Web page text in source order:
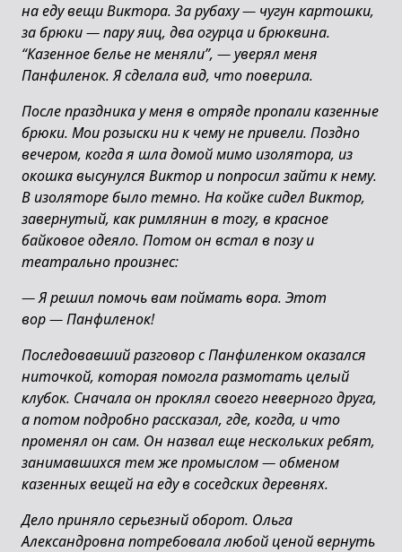
на еду вещи Виктора. За рубаху— чугун картошки,
за брюки—пару яиц, два огурца и брюквина.
“Казенное белье не меняли”, —уверял меня
Панфиленок. Я сделала вид, что поверила.
После праздника у меня в отряде пропали казенные
брюки. Мои розыски ни к чему не привели. Поздно
вечером, когда я шла домой мимо изолятора, из
окошка высунулся Виктор и попросил зайти к нему.
В изоляторе было темно. На койке сидел Виктор,
завернутый, как римлянин в тогу, в красное
байковое одеяло. Потом он встал в позу и
театрально произнес:
—Я решил помочь вам поймать вора. Этот
вор—Панфиленок!
Последовавший разговор с Панфиленком оказался
ниточкой, которая помогла размотать целый
клубок. Сначала он проклял своего неверного друга,
а потом подробно рассказал, где, когда, и что
променял он сам. Он назвал еще нескольких ребят,
занимавшихся тем же промыслом—обменом
казенных вещей на еду в соседских деревнях.
Дело приняло серьезный оборот. Ольга
Александровна потребовала любой ценой вернуть